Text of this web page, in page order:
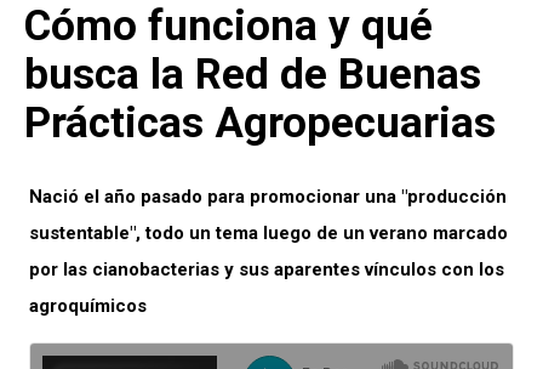
Cómo funciona y qué
busca la Red de Buenas
Prácticas Agropecuarias
Nació el año pasado para promocionar una "producción
sustentable", todo un tema luego de un verano marcado
por las cianobacterias y sus aparentes vínculos con los
agroquímicos